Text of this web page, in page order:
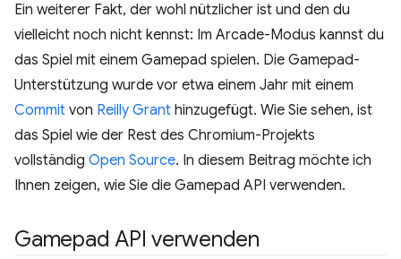
Ein weiterer Fakt, der wohl nützlicher ist und den du
vielleicht noch nicht kennst: Im Arcade-Modus kannst du
das Spiel mit einem Gamepad spielen. Die Gamepad-
Unterstützung wurde vor etwa einem Jahr mit einem
Commit von Reilly Grant hinzugefügt. Wie Sie sehen, ist
das Spiel wie der Rest des Chromium-Projekts
vollständig Open Source. In diesem Beitrag möchte ich
Ihnen zeigen, wie Sie die Gamepad API verwenden.
Gamepad API verwenden